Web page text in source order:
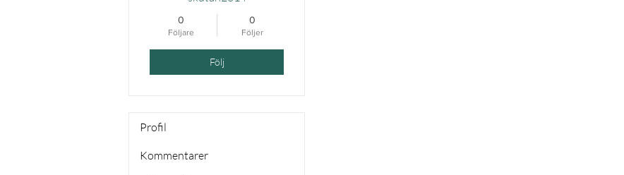
0
Följare
0
Följer
Följ
Profil
Kommentarer